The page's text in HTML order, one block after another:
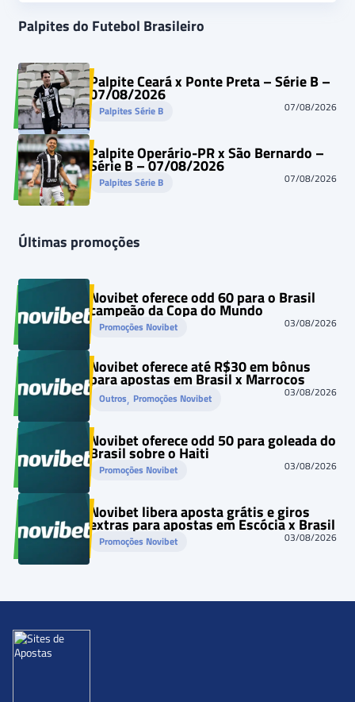
Palpites do Futebol Brasileiro
Palpite Ceará x Ponte Preta – Série B –
07/08/2026
Palpites Série B 07/08/2026
Palpite Operário-PR x São Bernardo –
Série B – 07/08/2026
Palpites Série B 07/08/2026
Últimas promoções
Novibet oferece odd 60 para o Brasil
campeão da Copa do Mundo
Promoções Novibet 03/08/2026
Novibet oferece até R$30 em bônus
para apostas em Brasil x Marrocos
Outros, Promoções Novibet 03/08/2026
Novibet oferece odd 50 para goleada do
Brasil sobre o Haiti
Promoções Novibet 03/08/2026
Novibet libera aposta grátis e giros
extras para apostas em Escócia x Brasil
Promoções Novibet 03/08/2026